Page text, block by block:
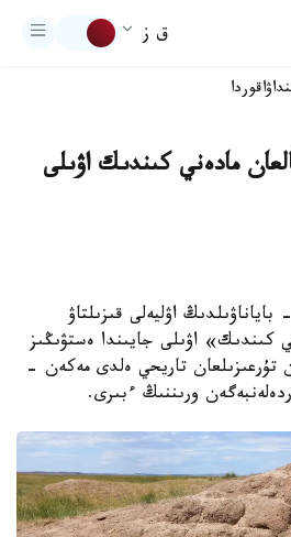
ق ز
اقوردا
مادەني كىندىك اۋىلى
پاۆلودار. KAZINFORM - باياناۋىلدىڭ اۋليەلى قىزىلتاۋ
كىندىك» اۋىلى جايىندا ەستۋىڭىز
تۇرعىزىلعان تاريحي ەلدى مەكەن -
ورىننىڭ ءبىرى.